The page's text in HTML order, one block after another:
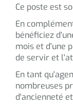
Ce poste est
En
bénéficiez
mois et d'une
de servir et
En tant
nombreuses
d'ancienneté